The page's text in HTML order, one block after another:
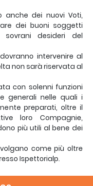
anche dei nuovi Voti,
dei buoni soggetti
sovrani desideri del
intervenire al
non sarà riservata al
con solenni funzioni
generali nelle quali i
preparati, oltre il
loro Compagnie,
più utili al bene dei
come più oltre
Ispettorialp.